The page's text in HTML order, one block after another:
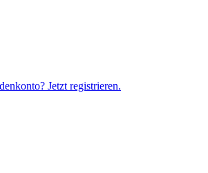
Jetzt registrieren.